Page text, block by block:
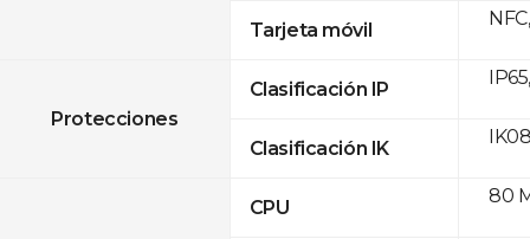
Tarjeta móvil
Protecciones
Clasificación IP
Clasificación IK
CPU
80